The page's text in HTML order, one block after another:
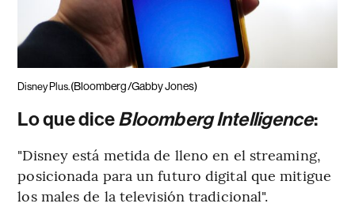
Disney Plus.(Bloomberg/Gabby Jones)
Lo que diceBloomberg Intelligence:
"Disney está metida de lleno en el streaming,
posicionada para un futuro digital que mitigue
los males de la televisión tradicional".